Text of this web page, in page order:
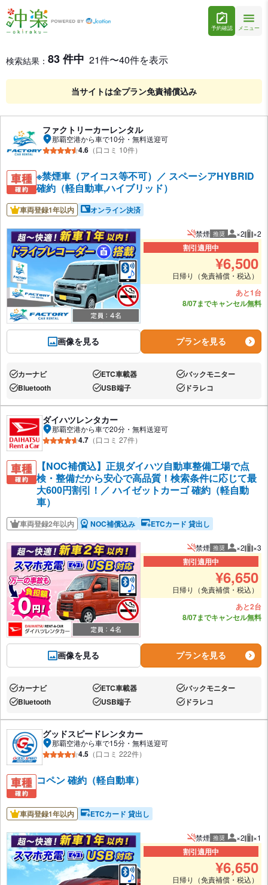
予約確認 メニュー
レンタカー検索・比較
レンタカー検索結果
検索結果： 83 件中 21件〜40件を表示
当サイトは全プラン免責補償込み
ファクトリーカーレンタル
那覇空港から車で10分・無料送迎可
4.6 （口コミ 10件）
※禁煙車（アイコス等不可）／ スペーシアHYBRID
確約（軽自動車,ハイブリッド）
車両登録1年以内 オンライン決済
画像を見る
禁煙 推奨 推奨人数
×2 推
×2
割引適用中
¥6,500
日帰り（免責補償・税込）
あと1台
8/07までキャンセル無料
プランを見る
あり:カーナビ あり:ETC車載器 あり:バックモニター
あり:Bluetooth あり:USB端子 あり:ドラレコ
ダイハツレンタカー
那覇空港から車で20分・無料送迎可
4.7 （口コミ 27件）
【NOC補償込】正規ダイハツ自動車整備工場で点
検・整備だから安心で高品質！検索条件に応じて最
大600円割引！／ ハイゼットカーゴ 確約（軽自動
車）
車両登録2年以内 NOC補償込み ETCカード 貸出し
画像を見る
禁煙 推奨 推奨人数
×2 推
×3
割引適用中
¥6,650
日帰り（免責補償・税込）
あと2台
8/07までキャンセル無料
プランを見る
あり:カーナビ あり:ETC車載器 あり:バックモニター
あり:Bluetooth あり:USB端子 あり:ドラレコ
グッドスピードレンタカー
那覇空港から車で15分・無料送迎可
4.5 （口コミ 222件）
コペン 確約（軽自動車）
車両登録1年以内 ETCカード 貸出し
禁煙 推奨 推奨人数
×2 推
×1
割引適用中
¥6,650
日帰り（免責補償・税込）